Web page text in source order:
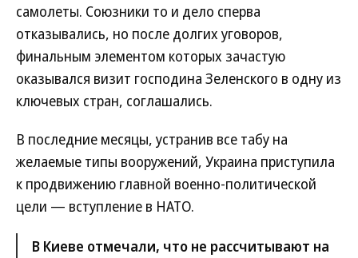
самолеты. Союзники то и дело сперва
отказывались, но после долгих уговоров,
финальным элементом которых зачастую
оказывался визит господина Зеленского в одну из
ключевых стран, соглашались.
В последние месяцы, устранив все табу на
желаемые типы вооружений, Украина приступила
к продвижению главной военно-политической
цели — вступление в НАТО.
В Киеве отмечали, что не рассчитывают на